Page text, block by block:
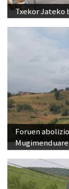
Txekor Jateko
Foruen